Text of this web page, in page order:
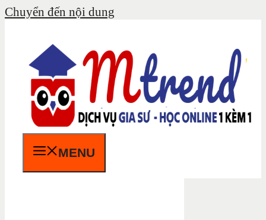
Chuyển đến nội dung
MENU